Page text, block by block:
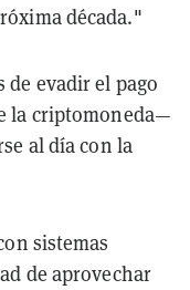
década."
de evadir el pago
la criptomoneda—
al día con la
sistemas
de aprovechar